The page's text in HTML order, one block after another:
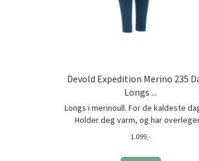
Devold Expedition Merino 235
Longs ...
Longs i merinoull. For de kaldeste
Holder deg varm, og har
1.099,-